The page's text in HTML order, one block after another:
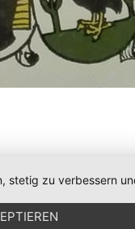
zu verbessern